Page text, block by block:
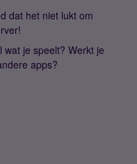
dat het niet lukt om
je speelt? Werkt je
apps?